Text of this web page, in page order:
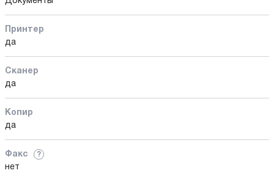
Принтер
да
Сканер
да
Копир
да
Факс ?
нет